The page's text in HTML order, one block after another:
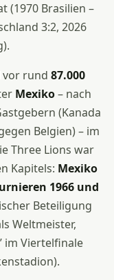
(1970 Brasilien –
3:2, 2026
vor rund 87.000
Mexiko– nach
(Kanada
Belgien) – im
Three Lions war
Kapitels: Mexiko
1966 und
Beteiligung
Weltmeister,
im Viertelfinale